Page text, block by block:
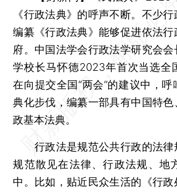
《行政法典》的呼声不断。不少行
编纂《行政法典》能够促进依法
府。中国法学会行政法学研究会
学校长马怀德2023年首次当选全
在向提交全国“两会”的建议中，
典化步伐，编纂一部具有中国特
政基本法典。
行政法是规范公共行政的法律
规范散见在法律、行政法规、地
中。比如，贴近民众生活的《行